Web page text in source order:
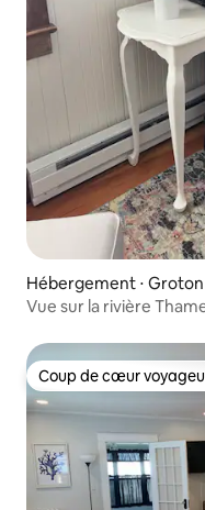
Hébergement ⋅ Groton
Vue sur la rivière
Coup de cœur
Coup de cœur